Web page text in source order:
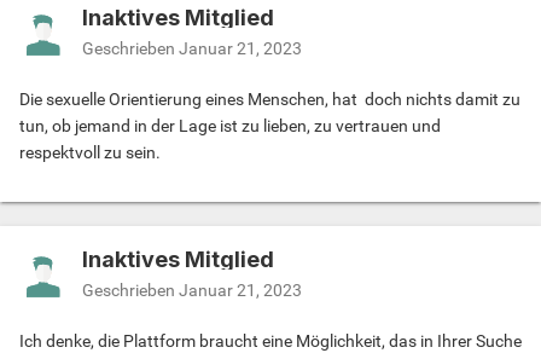
Inaktives Mitglied
Geschrieben Januar 21, 2023
Die sexuelle Orientierung eines Menschen, hat doch nichts damit zu
tun, ob jemand in der Lage ist zu lieben, zu vertrauen und
respektvoll zu sein.
Inaktives Mitglied
Geschrieben Januar 21, 2023
Ich denke, die Plattform braucht eine Möglichkeit, das in Ihrer Suche